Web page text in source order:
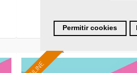
Permitir cookies
0 0